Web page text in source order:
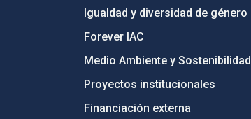
Igualdad y diversidad de género
Forever IAC
Medio Ambiente y Sostenibilidad
Proyectos institucionales
Financiación externa